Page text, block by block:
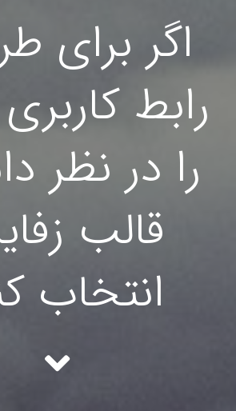
اگر برای
رابط
را در نظر
قالب
انتخاب